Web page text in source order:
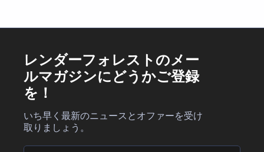
レンダーフォレストのメー
ルマガジンにどうかご登録
を！
いち早く最新のニュースとオファーを受け
取りましょう。